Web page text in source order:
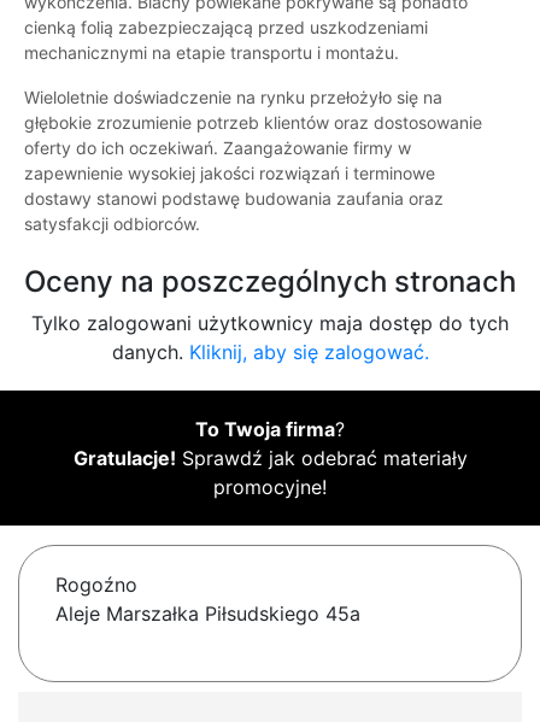
cienką folią zabezpieczającą przed uszkodzeniami
mechanicznymi na etapie transportu i montażu.
Wieloletnie doświadczenie na rynku przełożyło się na
głębokie zrozumienie potrzeb klientów oraz dostosowanie
oferty do ich oczekiwań. Zaangażowanie firmy w
zapewnienie wysokiej jakości rozwiązań i terminowe
dostawy stanowi podstawę budowania zaufania oraz
satysfakcji odbiorców.
Oceny na poszczególnych stronach
Tylko zalogowani użytkownicy maja dostęp do tych
danych. Kliknij, aby się zalogować.
To Twoja firma?
Gratulacje! Sprawdź jak odebrać materiały
promocyjne!
Rogoźno
Aleje Marszałka Piłsudskiego 45a